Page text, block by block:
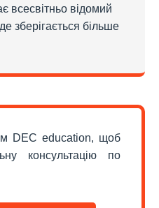
всесвітньо відомий
зберігається більше
DEC education, щоб
консультацію по